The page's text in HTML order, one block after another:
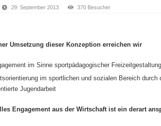
29. September 2013 370 Besucher
Umsetzung dieser Konzeption erreichen wir
im Sinne sportpädagogischer
im sportlichen und sozialen Bereich durch
Jugendarbeit
Engagement aus der Wirtschaft ist ein derart